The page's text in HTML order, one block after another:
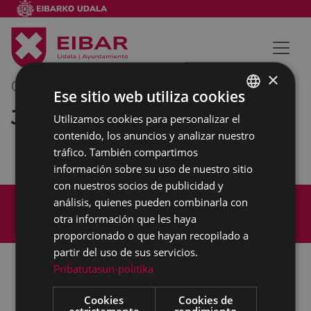
05/07/2018
Junta de Portavoces
Aviso legal
Política de cookies
Accesibilidad
BASQUE
SPANISH
×
Ese sitio web utiliza cookies
Utilizamos cookies para personalizar el
contenido, los anuncios y analizar nuestro
tráfico. También compartimos
información sobre su uso de nuestro sitio
con nuestros socios de publicidad y
análisis, quienes pueden combinarla con
otra información que les haya
proporcionado o que hayan recopilado a
partir del uso de sus servicios.
Pribatutasun-politika
Cookies
Cookies de